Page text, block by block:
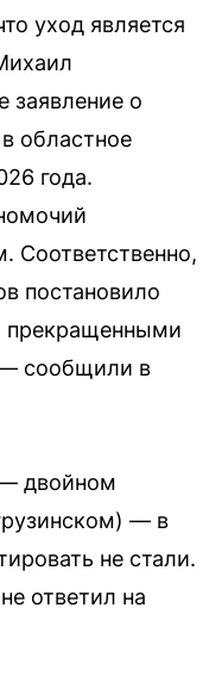
уход является
заявление о
областное
года.
Соответственно,
постановило
прекращенными
— сообщили в
двойном
— в
не стали.
ответил на